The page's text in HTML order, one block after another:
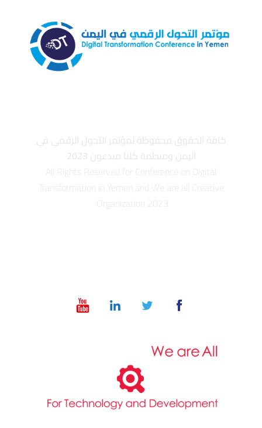
كافة الحقوق محفوظة لمؤتمر التحول الرقمي في
اليمن ومنظمة كلنا مبدعون 2023
Organization 2023